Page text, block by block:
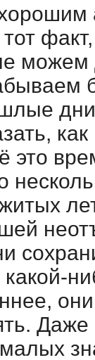
можем
это